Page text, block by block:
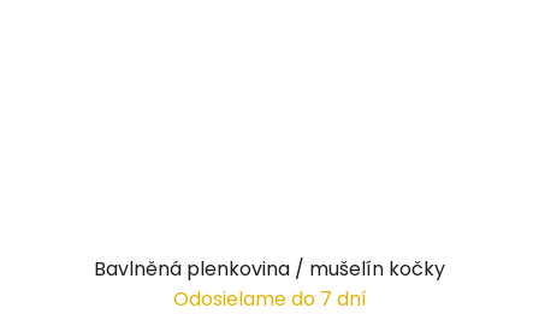
Bavlněná plenkovina / mušelín kočky
Odosielame do 7 dní